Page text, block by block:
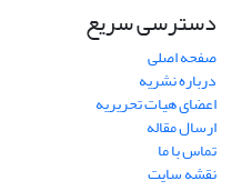
دسترسی سریع
صفحه اصلی
درباره نشریه
اعضای هیات تحریریه
ارسال مقاله
تماس با ما
نقشه سایت